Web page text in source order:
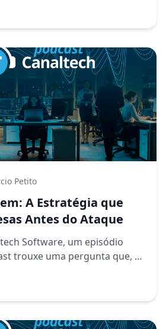
redesenhando o conceito de
Petito
A Estratégia que
Antes do Ataque
Software, um episódio
trouxe uma pergunta que, à
para proteger sua
explicada ...